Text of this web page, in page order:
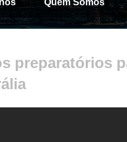
Quem Somos
preparatórios